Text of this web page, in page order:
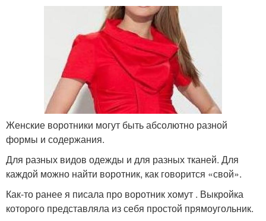
Женские воротники могут быть абсолютно разной
формы и содержания.
Для разных видов одежды и для разных тканей. Для
каждой можно найти воротник, как говорится «свой».
Как-то ранее я писала про воротник хомут . Выкройка
которого представляла из себя простой прямоугольник.